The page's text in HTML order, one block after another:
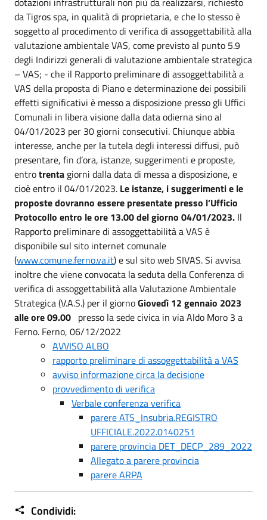
da Tigros spa, in qualità di proprietaria, e che lo stesso è
soggetto al procedimento di verifica di assoggettabilità alla
valutazione ambientale VAS, come previsto al punto 5.9
degli Indirizzi generali di valutazione ambientale strategica
– VAS; - che il Rapporto preliminare di assoggettabilità a
VAS della proposta di Piano e determinazione dei possibili
effetti significativi è messo a disposizione presso gli Uffici
Comunali in libera visione dalla data odierna sino al
04/01/2023 per 30 giorni consecutivi. Chiunque abbia
interesse, anche per la tutela degli interessi diffusi, può
presentare, fin d’ora, istanze, suggerimenti e proposte,
entrotrenta giorni dalla data di messa a disposizione, e
cioè entro il 04/01/2023. Le istanze, i suggerimenti e le
proposte dovranno essere presentate presso l’Ufficio
Protocollo entro le ore 13.00 del giorno 04/01/2023. Il
Rapporto preliminare di assoggettabilità a VAS è
disponibile sul sito internet comunale
(www.comune.ferno.va.it) e sul sito web SIVAS. Si avvisa
inoltre che viene convocata la seduta della Conferenza di
verifica di assoggettabilità alla Valutazione Ambientale
Strategica (V.A.S.) per il giornoGiovedì 12 gennaio 2023
alle ore 09.00 presso la sede civica in via Aldo Moro 3 a
Ferno. Ferno, 06/12/2022
AVVISO ALBO
rapporto preliminare di assoggettabilità a VAS
avviso informazione circa la decisione
provvedimento di verifica
Verbale conferenza verifica
parere ATS_Insubria.REGISTRO
UFFICIALE.2022.0140251
parere provincia DET_DECP_289_2022
Allegato a parere provincia
parere ARPA
Condividi: